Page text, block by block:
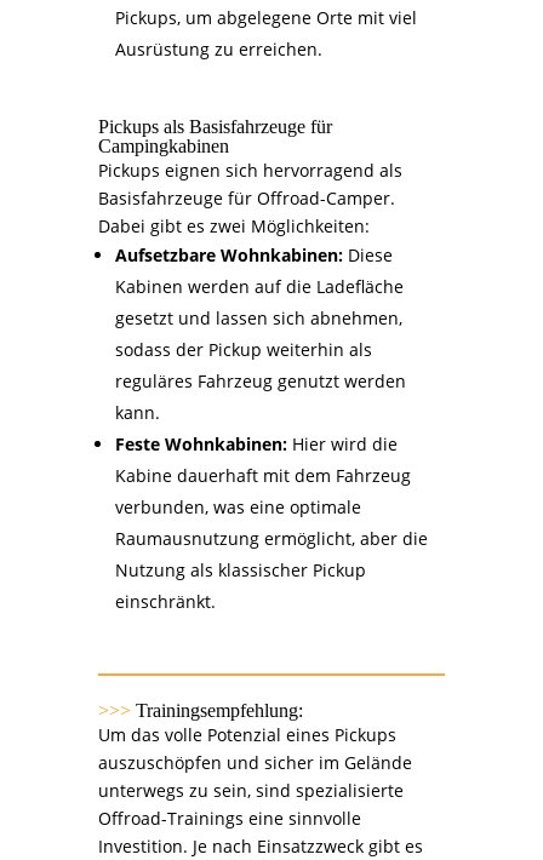
Pickups, um abgelegene Orte mit viel
Ausrüstung zu erreichen.
Pickups als Basisfahrzeuge für
Campingkabinen
Pickups eignen sich hervorragend als
Basisfahrzeuge für Offroad-Camper.
Dabei gibt es zwei Möglichkeiten:
Aufsetzbare Wohnkabinen:Diese
Kabinen werden auf die Ladefläche
gesetzt und lassen sich abnehmen,
sodass der Pickup weiterhin als
reguläres Fahrzeug genutzt werden
kann.
Feste Wohnkabinen:Hier wird die
Kabine dauerhaft mit dem Fahrzeug
verbunden, was eine optimale
Raumausnutzung ermöglicht, aber die
Nutzung als klassischer Pickup
einschränkt.
>>>Trainingsempfehlung:
Um das volle Potenzial eines Pickups
auszuschöpfen und sicher im Gelände
unterwegs zu sein, sind spezialisierte
Offroad-Trainings eine sinnvolle
Investition. Je nach Einsatzzweck gibt es